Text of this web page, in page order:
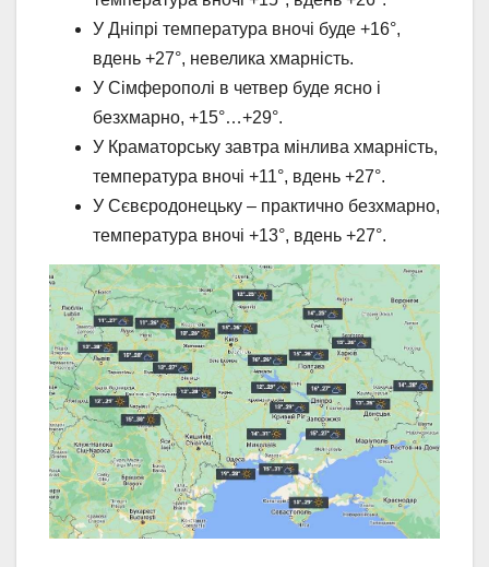
У Дніпрі температура вночі буде +16°,
вдень +27°, невелика хмарність.
У Сімферополі в четвер буде ясно і
безхмарно, +15°…+29°.
У Краматорську завтра мінлива хмарність,
температура вночі +11°, вдень +27°.
У Сєвєродонецьку – практично безхмарно,
температура вночі +13°, вдень +27°.